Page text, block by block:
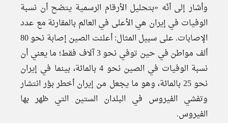
وأشار إلى أنّه «بتحليل الأرقام الرسمية يتضح أن نسبة
الوفيات في إيران هي الأعلى في العالم بالمقارنة مع عدد
الإصابات. على سبيل المثال: أعلنت الصين إصابة نحو 80
ألف مواطن في حين توفي نحو 3 آلاف فقط؛ ما يعني أن
نسبة الوفيات في الصين نحو 4 بالمائة، بينما في إيران
نحو 25 بالمائة، وهو ما يجعل من إيران أخطر بؤر انتشار
وتفشي الفيروس في البلدان الستين التي ظهر بها
الفيروس.